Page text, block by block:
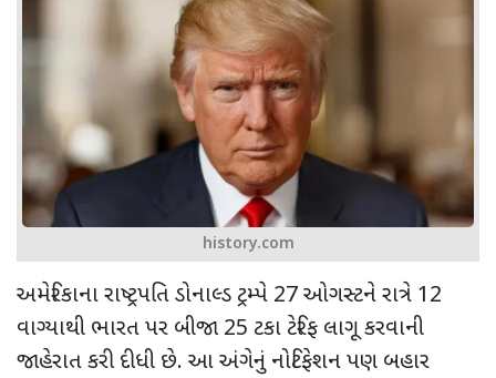
history.com
અમેરિકાના રાષ્ટ્રપતિ ડોનાલ્ડ ટ્રમ્પે 27ઓગસ્ટને રાત્રે 12
વાગ્યાથી ભારત પર બીજા 25 ટકા ટેરિફ લાગૂ કરવાની
જાહેરાત કરી દીધી છે. આ અંગેનું નોટિફેશન પણ બહાર